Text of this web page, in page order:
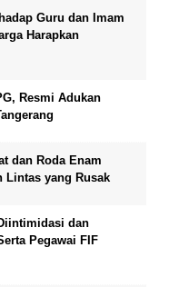
Guru dan Imam
Harapkan
Resmi Adukan
dan Roda Enam
Lintas yang Rusak
dan
Pegawai FIF